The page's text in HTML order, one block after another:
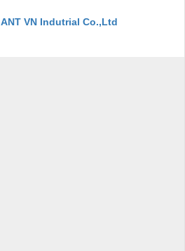
ANT VN Indutrial Co.,Ltd